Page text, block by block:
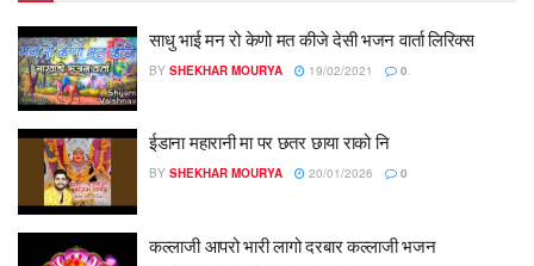
साधु भाई मन रो केणो मत कीजे देसी भजन वार्ता लिरिक्स
BY SHEKHAR MOURYA 19/02/2021 0
ईडाना महारानी मा पर छतर छाया राको नि
BY SHEKHAR MOURYA 20/01/2026 0
कल्लाजी आपरो भारी लागो दरबार कल्लाजी भजन